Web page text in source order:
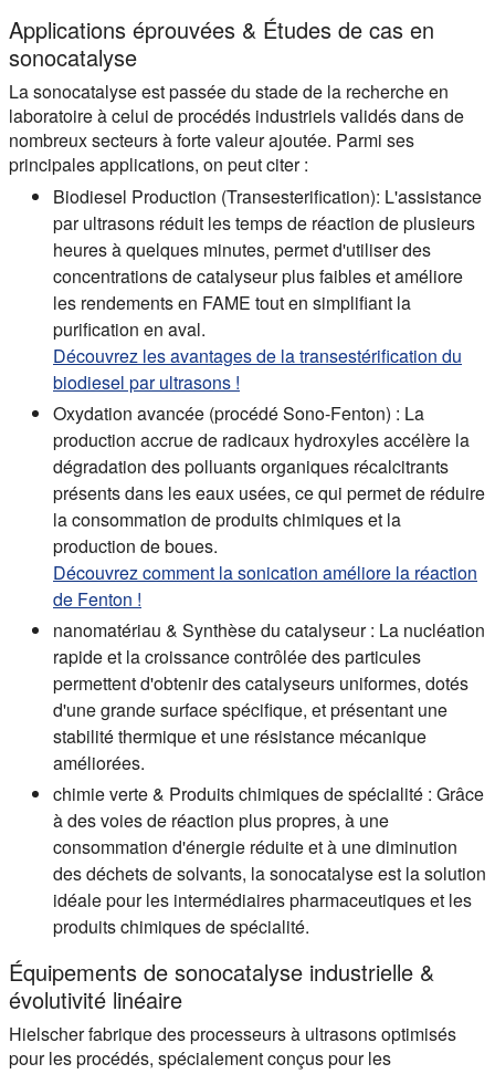
Applications éprouvées & Études de cas en
sonocatalyse
La sonocatalyse est passée du stade de la recherche en
laboratoire à celui de procédés industriels validés dans de
nombreux secteurs à forte valeur ajoutée. Parmi ses
principales applications, on peut citer :
Biodiesel Production (Transesterification): L'assistance
par ultrasons réduit les temps de réaction de plusieurs
heures à quelques minutes, permet d'utiliser des
concentrations de catalyseur plus faibles et améliore
les rendements en FAME tout en simplifiant la
purification en aval.
Découvrez les avantages de la transestérification du
biodiesel par ultrasons !
Oxydation avancée (procédé Sono-Fenton) : La
production accrue de radicaux hydroxyles accélère la
dégradation des polluants organiques récalcitrants
présents dans les eaux usées, ce qui permet de réduire
la consommation de produits chimiques et la
production de boues.
Découvrez comment la sonication améliore la réaction
de Fenton !
nanomatériau & Synthèse du catalyseur : La nucléation
rapide et la croissance contrôlée des particules
permettent d'obtenir des catalyseurs uniformes, dotés
d'une grande surface spécifique, et présentant une
stabilité thermique et une résistance mécanique
améliorées.
chimie verte & Produits chimiques de spécialité : Grâce
à des voies de réaction plus propres, à une
consommation d'énergie réduite et à une diminution
des déchets de solvants, la sonocatalyse est la solution
idéale pour les intermédiaires pharmaceutiques et les
produits chimiques de spécialité.
Équipements de sonocatalyse industrielle &
évolutivité linéaire
Hielscher fabrique des processeurs à ultrasons optimisés
pour les procédés, spécialement conçus pour les